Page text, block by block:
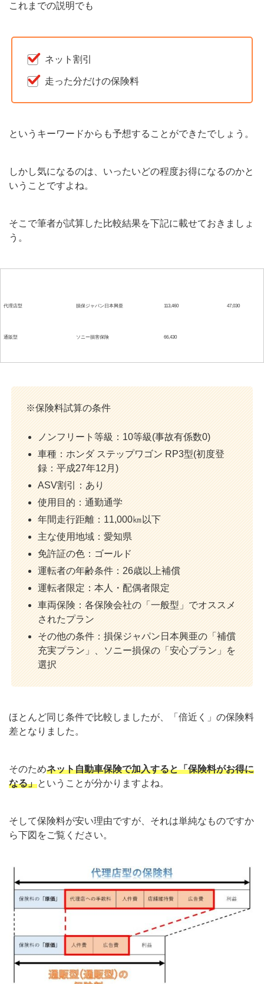
これまでの説明でも
ネット割引
走った分だけの保険料
というキーワードからも予想することができたでしょう。
しかし気になるのは、いったいどの程度お得になるのかと
いうことですよね。
そこで筆者が試算した比較結果を下記に載せておきましょ
う。
代理店型 損保ジャパン日本興亜 113,460 47,030
通販型 ソニー損害保険 66,430
※保険料試算の条件
ノンフリート等級：10等級(事故有係数0)
車種：ホンダ ステップワゴン RP3型(初度登
録：平成27年12月)
ASV割引：あり
使用目的：通勤通学
年間走行距離：11,000㎞以下
主な使用地域：愛知県
免許証の色：ゴールド
運転者の年齢条件：26歳以上補償
運転者限定：本人・配偶者限定
車両保険：各保険会社の「一般型」でオススメ
されたプラン
その他の条件：損保ジャパン日本興亜の「補償
充実プラン」、ソニー損保の「安心プラン」を
選択
ほとんど同じ条件で比較しましたが、「倍近く」の保険料
差となりました。
そのためネット自動車保険で加入すると「保険料がお得に
なる」ということが分かりますよね。
そして保険料が安い理由ですが、それは単純なものですか
ら下図をご覧ください。